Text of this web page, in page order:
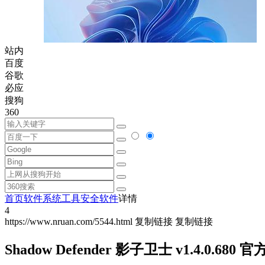
站内
百度
谷歌
必应
搜狗
360
首页软件系统工具安全软件详情
4
https://www.nruan.com/5544.html 复制链接 复制链接
Shadow Defender 影子卫士 v1.4.0.680 官